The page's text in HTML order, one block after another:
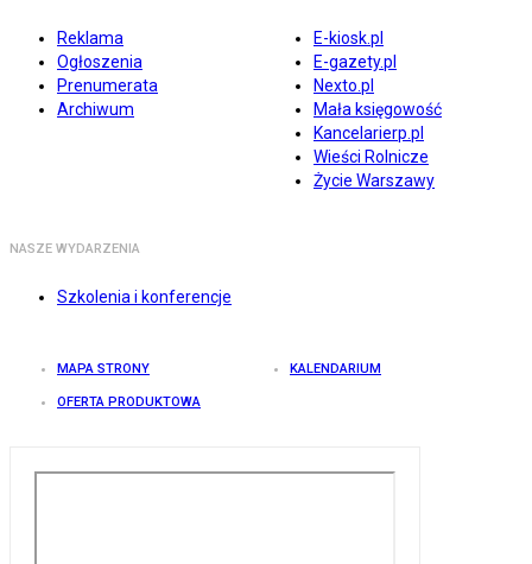
Reklama
Ogłoszenia
Prenumerata
Archiwum
E-kiosk.pl
E-gazety.pl
Nexto.pl
Mała księgowość
Kancelarierp.pl
Wieści Rolnicze
Życie Warszawy
NASZE WYDARZENIA
Szkolenia i konferencje
MAPA STRONY KALENDARIUM
OFERTA PRODUKTOWA